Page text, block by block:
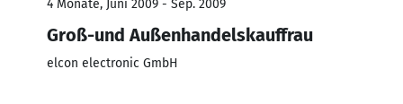
4 Monate, Juni 2009 - Sep. 2009
Groß-und Außenhandelskauffrau
elcon electronic GmbH